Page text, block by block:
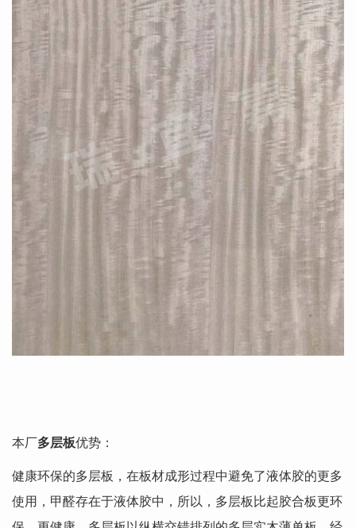
本厂多层板优势：
健康环保的多层板，在板材成形过程中避免了液体胶的更多
使用，甲醛存在于液体胶中，所以，多层板比起胶合板更环